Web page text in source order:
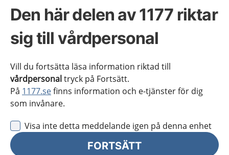
Den här delen av 1177 riktar
sig till vårdpersonal
Vill du fortsätta läsa information riktad till
vårdpersonaltryck på Fortsätt.
På 1177.sefinns information och e-tjänster för dig
som invånare.
Visa inte detta meddelande igen på denna enhet
FORTSÄTT
Västmanland
Västra Götaland
Örebro län
Östergötland
Jag vill inte se någon regional information
och viktig information som gäller just din region.
Stäng regionsväljaren
Stäng